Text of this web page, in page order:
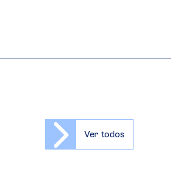
Ver todos